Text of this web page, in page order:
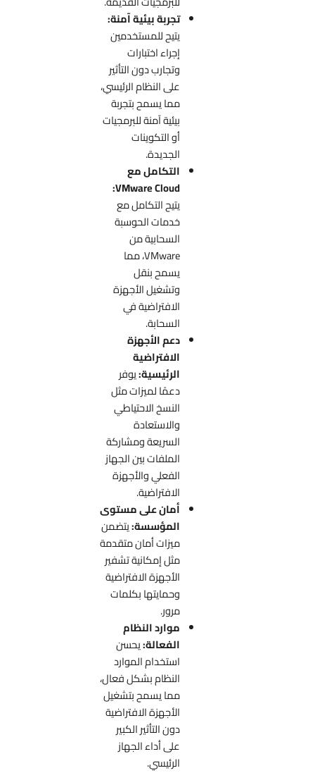
تجربة بيئية آمنة:
يتيح للمستخدمين
إجراء اختبارات
وتجارب دون التأثير
على النظام الرئيسي،
مما يسمح بتجربة
بيئية آمنة للبرمجيات
أو التكوينات
الجديدة.
التكامل مع
VMware Cloud:
يتيح التكامل مع
خدمات الحوسبة
السحابية من
VMware، مما
يسمح بنقل
وتشغيل الأجهزة
الافتراضية في
السحابة.
دعم الأجهزة
الافتراضية
الرئيسية:يوفر
دعمًا لميزات مثل
النسخ الاحتياطي
والاستعادة
السريعة ومشاركة
الملفات بين الجهاز
الفعلي والأجهزة
الافتراضية.
أمان على مستوى
المؤسسة:يتضمن
ميزات أمان متقدمة
مثل إمكانية تشفير
الأجهزة الافتراضية
وحمايتها بكلمات
مرور.
موارد النظام
الفعالة:يحسن
استخدام الموارد
النظام بشكل فعال،
مما يسمح بتشغيل
الأجهزة الافتراضية
دون التأثير الكبير
على أداء الجهاز
الرئيسي.